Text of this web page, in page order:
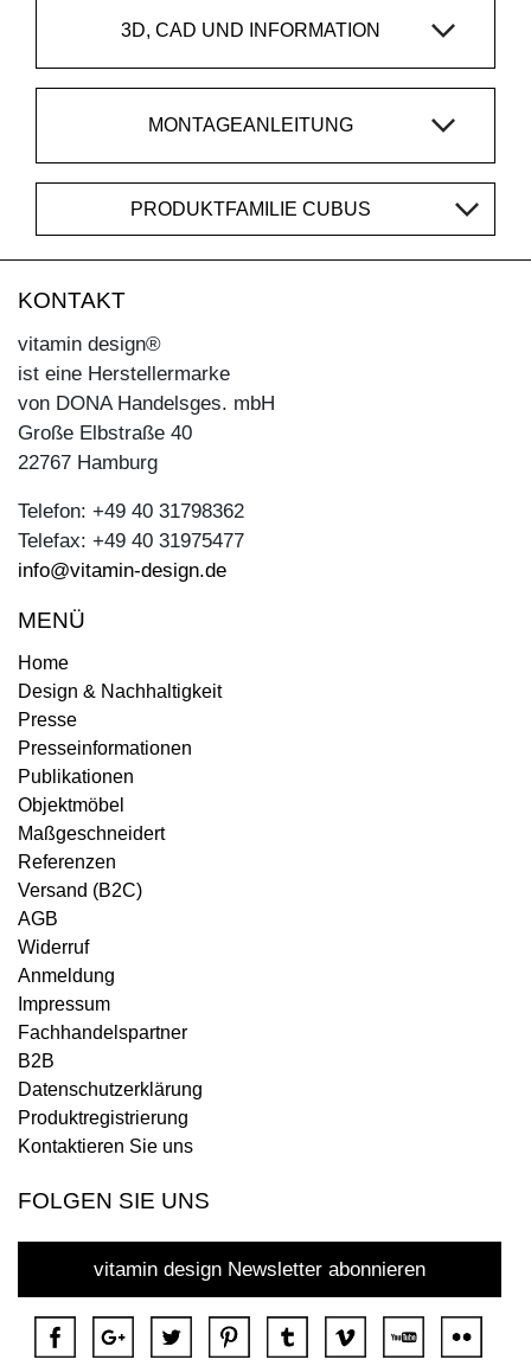
3D, CAD UND INFORMATION
MONTAGEANLEITUNG
PRODUKTFAMILIE CUBUS
KONTAKT
vitamin design®
ist eine Herstellermarke
von DONA Handelsges. mbH
Große Elbstraße 40
22767 Hamburg
Telefon: +49 40 31798362
Telefax: +49 40 31975477
info@vitamin-design.de
MENÜ
Home
Design & Nachhaltigkeit
Presse
Presseinformationen
Publikationen
Objektmöbel
Maßgeschneidert
Referenzen
Versand (B2C)
AGB
Widerruf
Anmeldung
Impressum
Fachhandelspartner
B2B
Datenschutzerklärung
Produktregistrierung
Kontaktieren Sie uns
FOLGEN SIE UNS
vitamin design Newsletter abonnieren